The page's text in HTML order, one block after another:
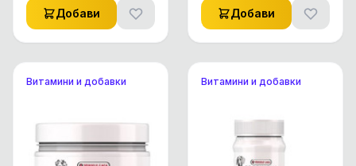
Добави Добави
Витамини и добавки Витамини и добавки